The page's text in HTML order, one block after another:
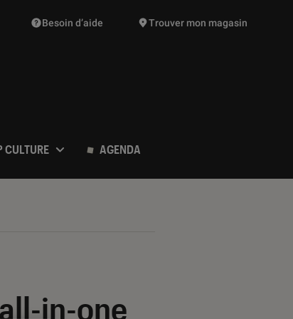
Des suggestions de produits vont vous être proposées
Besoin d’aide Trouver mon magasin
CULTURE AGENDA
in-one